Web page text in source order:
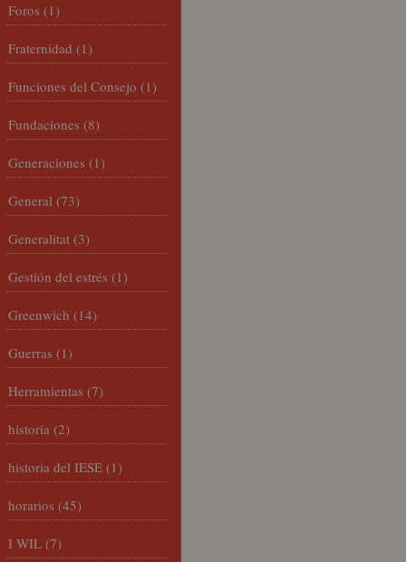
Foros (1)
Fraternidad (1)
Funciones del Consejo (1)
Fundaciones (8)
Generaciones (1)
General (73)
Generalitat (3)
Gestión del estrés (1)
Greenwich (14)
Guerras (1)
Herramientas (7)
historia (2)
historia del IESE (1)
horarios (45)
I WIL (7)